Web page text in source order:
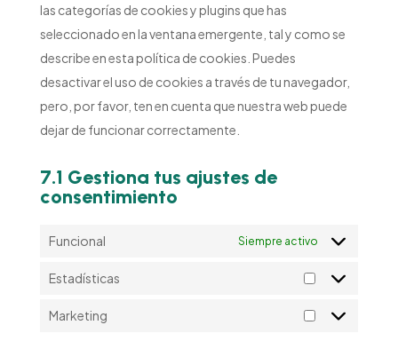
las categorías de cookies y plugins que has
seleccionado en la ventana emergente, tal y como se
describe en esta política de cookies. Puedes
desactivar el uso de cookies a través de tu navegador,
pero, por favor, ten en cuenta que nuestra web puede
dejar de funcionar correctamente.
7.1 Gestiona tus ajustes de
consentimiento
Funcional Siempre activo
Estadísticas
Marketing